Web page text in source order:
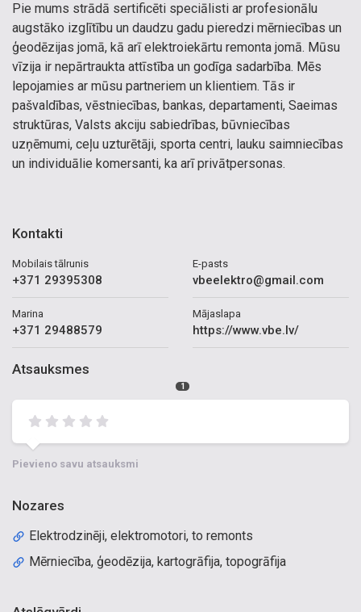
Pie mums strādā sertificēti speciālisti ar profesionālu
augstāko izglītību un daudzu gadu pieredzi mērniecības un
ģeodēzijas jomā, kā arī elektroiekārtu remonta jomā. Mūsu
vīzija ir nepārtraukta attīstība un godīga sadarbība. Mēs
lepojamies ar mūsu partneriem un klientiem. Tās ir
pašvaldības, vēstniecības, bankas, departamenti, Saeimas
struktūras, Valsts akciju sabiedrības, būvniecības
uzņēmumi, ceļu uzturētāji, sporta centri, lauku saimniecības
un individuālie komersanti, ka arī privātpersonas.
Kontakti
Mobilais tālrunis
+371 29395308
Marina
+371 29488579
E-pasts
vbeelektro@gmail.com
Mājaslapa
https://www.vbe.lv/
Atsauksmes
1
Pievieno savu atsauksmi
Nozares
Elektrodzinēji, elektromotori, to remonts
Mērniecība, ģeodēzija, kartogrāfija, topogrāfija